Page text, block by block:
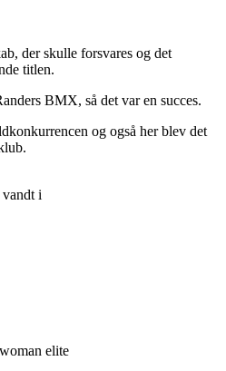
der skulle forsvares og det
titlen.
BMX, så det var en succes.
og også her blev det
i
elite